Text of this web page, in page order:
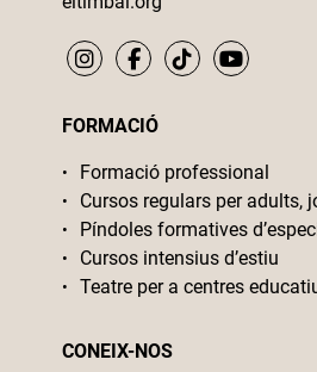
FORMACIÓ
Formació professional
Cursos regulars per adults,
Píndoles formatives
Cursos intensius d’estiu
Teatre per a centres
CONEIX-NOS